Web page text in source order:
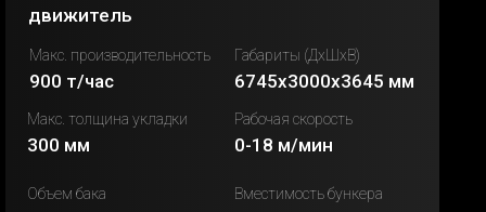
Макс. производительность
Вместимость бункера
Объем бака
Рабочая скорость
0-18 м/мин
Макс. толщина укладки
300 мм
6745х3000х3645 мм
900 т/час
Габариты (ДхШхВ)
движитель